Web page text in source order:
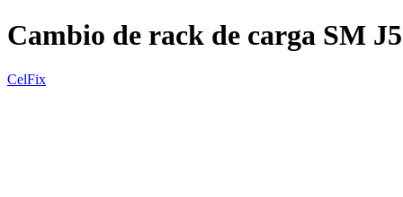
Cambio de rack de carga SM
CelFix